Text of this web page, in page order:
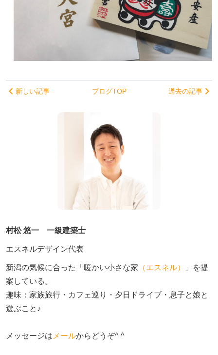
新しい記事 ブログTOP 過去の記事
村松 悠一 一級建築士
エスネルデザイン代表
新潟の気候に合った「暖かい小さな家 （エスネル）
」を提
案している。
趣味：家族旅行・カフェ巡り・夕日ドライブ・息子と娘と
遊ぶこと♪
メッセージは メールからどうぞ^ ^